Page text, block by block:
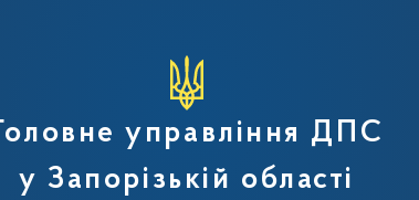
служби України
управління ДПС
у Запорізькій області